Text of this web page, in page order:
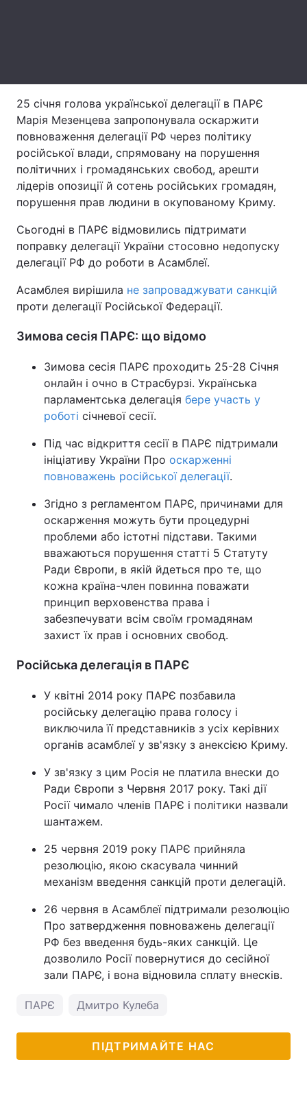
25 січня голова української делегації в ПАРЄ
Марія Мезенцева запропонувала оскаржити
повноваження делегації РФ через політику
російської влади, спрямовану на порушення
політичних і громадянських свобод, арешти
лідерів опозиції й сотень російських громадян,
порушення прав людини в окупованому Криму.
Сьогодні в ПАРЄ відмовились підтримати
поправку делегації України стосовно недопуску
делегації РФ до роботи в Асамблеї.
Асамблея вирішила не запроваджувати санкцій
проти делегації Російської Федерації.
Зимова сесія ПАРЄ: що відомо
Зимова сесія ПАРЄ проходить 25-28 Січня
онлайн і очно в Страсбурзі. Українська
парламентська делегація бере участь у
роботі січневої сесії.
Під час відкриття сесії в ПАРЄ підтримали
ініціативу України Про оскарженні
повноважень російської делегації.
Згідно з регламентом ПАРЄ, причинами для
оскарження можуть бути процедурні
проблеми або істотні підстави. Такими
вважаються порушення статті 5 Статуту
Ради Європи, в якій йдеться про те, що
кожна країна-член повинна поважати
принцип верховенства права і
забезпечувати всім своїм громадянам
захист їх прав і основних свобод.
Російська делегація в ПАРЄ
У квітні 2014 року ПАРЄ позбавила
російську делегацію права голосу і
виключила її представників з усіх керівних
органів асамблеї у зв'язку з анексією Криму.
У зв'язку з цим Росія не платила внески до
Ради Європи з Червня 2017 року. Такі дії
Росії чимало членів ПАРЄ і політики назвали
шантажем.
25 червня 2019 року ПАРЄ прийняла
резолюцію, якою скасувала чинний
механізм введення санкцій проти делегацій.
26 червня в Асамблеї підтримали резолюцію
Про затвердження повноважень делегації
РФ без введення будь-яких санкцій. Це
дозволило Росії повернутися до сесійної
зали ПАРЄ, і вона відновила сплату внесків.
ПАРЄ Дмитро Кулеба
ПІДТРИМАЙТЕ НАС